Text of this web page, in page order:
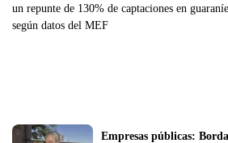
un repunte de 130% de captaciones en
según datos del MEF
Empresas públicas: